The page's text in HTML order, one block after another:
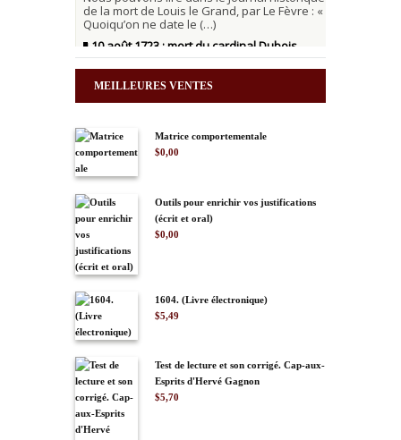
MEILLEURES VENTES
Matrice comportementale
$0,00
Outils pour enrichir vos justifications
(écrit et oral)
$0,00
1604. (Livre électronique)
$5,49
Test de lecture et son corrigé. Cap-aux-
Esprits d'Hervé Gagnon
$5,70